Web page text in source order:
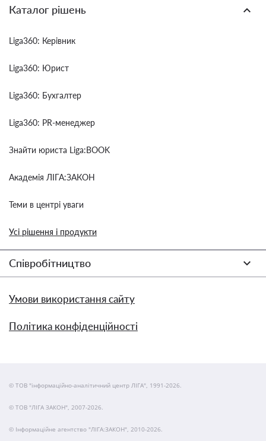
Каталог рішень
Liga360: Керівник
Liga360: Юрист
Liga360: Бухгалтер
Liga360: PR-менеджер
Знайти юриста Liga:BOOK
Академія ЛІГА:ЗАКОН
Теми в центрі уваги
Усі рішення і продукти
Співробітництво
Умови використання сайту
Політика конфіденційності
© ТОВ "інформаційно-аналітичний центр ЛІГА", 1991-2026.
© ТОВ "ЛІГА ЗАКОН", 2007-2026.
© Інформаційне агентство "ЛІГА:ЗАКОН", 2010-2026.